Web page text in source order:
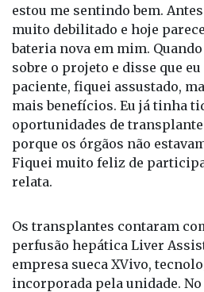
estou me sentindo bem.
muito debilitado e hoje
bateria nova em mim.
sobre o projeto e disse que
paciente, fiquei assustado,
mais benefícios. Eu já tinha
oportunidades de
porque os órgãos não
Fiquei muito feliz de
relata.
Os transplantes contaram
perfusão hepática Liver
empresa sueca XVivo,
incorporada pela unidade. No